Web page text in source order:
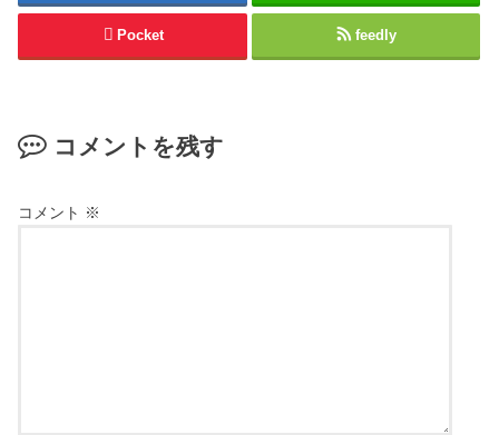
Pocket feedly
コメントを残す
コメント ※